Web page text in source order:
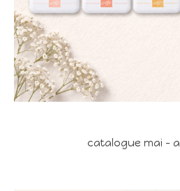
catalogue mai -